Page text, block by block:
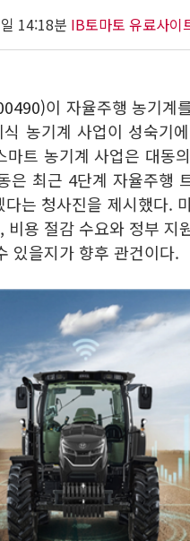
14:18분 IB토마토 유료사이
이 자율주행 농기계
농기계 사업이 성숙기
트 농기계 사업은 대동
은 최근 4단계 자율주행
는 청사진을 제시했다.
비용 절감 수요와 정부 지
있을지가 향후 관건이다.